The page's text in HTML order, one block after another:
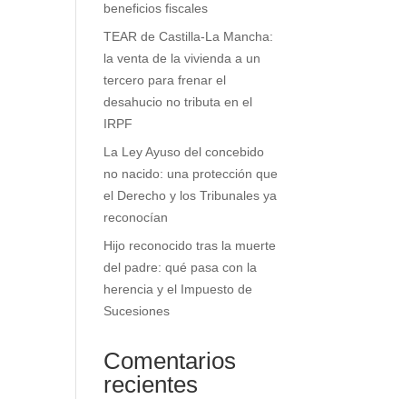
beneficios fiscales
TEAR de Castilla-La Mancha:
la venta de la vivienda a un
tercero para frenar el
desahucio no tributa en el
IRPF
La Ley Ayuso del concebido
no nacido: una protección que
el Derecho y los Tribunales ya
reconocían
Hijo reconocido tras la muerte
del padre: qué pasa con la
herencia y el Impuesto de
Sucesiones
Comentarios
recientes